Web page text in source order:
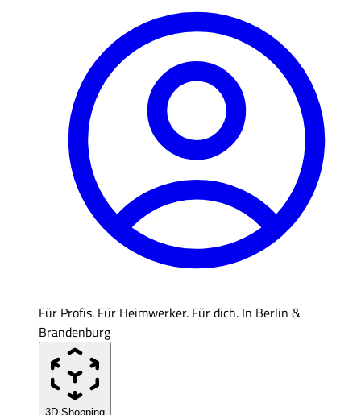
Für Profis. Für Heimwerker. Für dich. In Berlin &
Brandenburg
3D Shopping